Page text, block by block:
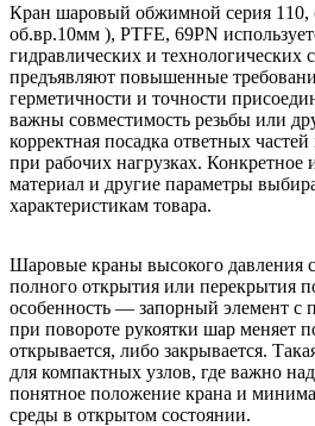
Шаровые краны высокого давления
полного открытия или перекрытия
особенность — запорный элемент с
при повороте рукоятки шар меняет
открывается, либо закрывается.
для компактных узлов, где важно
понятное положение крана и
среды в открытом состоянии.
Кран шаровый обжимной серия 110,
об.вр.10мм ), PTFE, 69PN
гидравлических и технологических
предъявляют повышенные
герметичности и точности
важны совместимость резьбы или
корректная посадка ответных
при рабочих нагрузках. Конкретное
материал и другие параметры
характеристикам товара.